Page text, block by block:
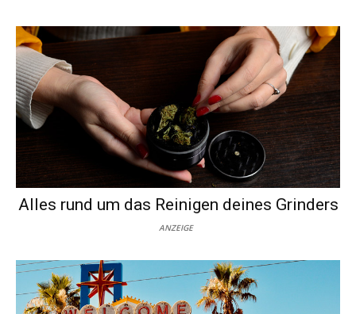
Alles rund um das Reinigen deines Grinders
ANZEIGE